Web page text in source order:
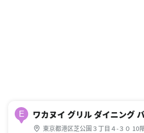
E ワカヌイ グリル ダイニング
東京都港区芝公園３丁目４-３０ 10